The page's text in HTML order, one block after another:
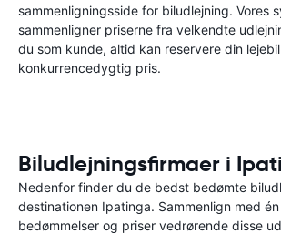
sammenligningsside for biludlejning. Vores
sammenligner priserne fra velkendte
du som kunde, altid kan reservere din
konkurrencedygtig pris.
Biludlejningsfirmaer i
Nedenfor finder du de bedst bedømte
destinationen Ipatinga. Sammenlign med
bedømmelser og priser vedrørende disse